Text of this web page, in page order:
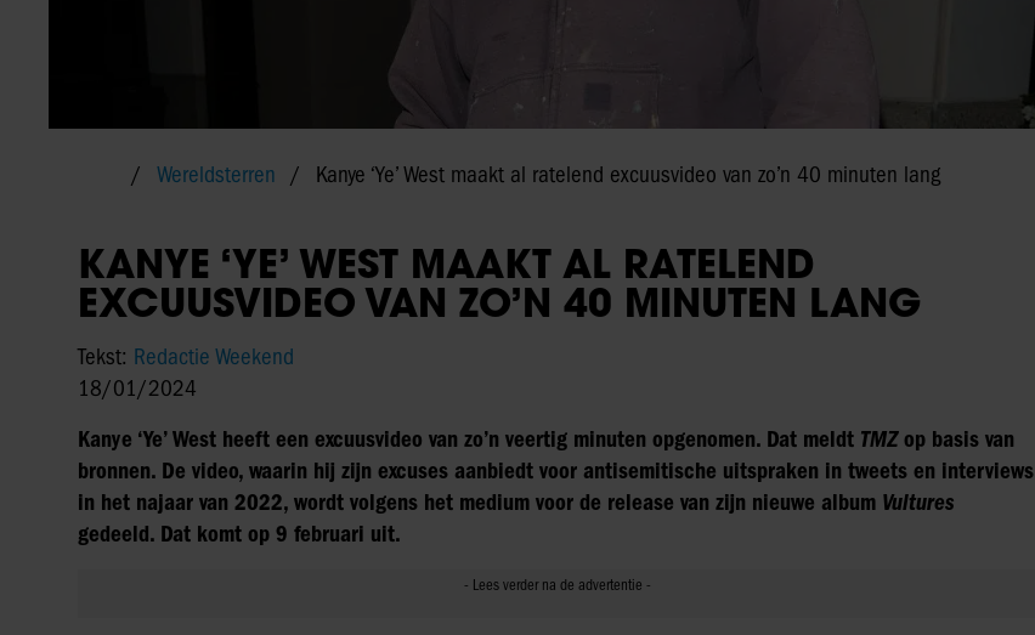
Wereldsterren Kanye ‘Ye’ West maakt al ratelend excuusvideo van zo’n 40 minuten lang
KANYE ‘YE’ WEST MAAKT AL RATELEND
EXCUUSVIDEO VAN ZO’N 40 MINUTEN LANG
Tekst: Redactie Weekend
18/01/2024
Kanye ‘Ye’ West heeft een excuusvideo van zo’n veertig minuten opgenomen. Dat meldt TMZop basis van
bronnen. De video, waarin hij zijn excuses aanbiedt voor antisemitische uitspraken in tweets en interviews
in het najaar van 2022, wordt volgens het medium voor de release van zijn nieuwe album Vultures
gedeeld. Dat komt op 9 februari uit.